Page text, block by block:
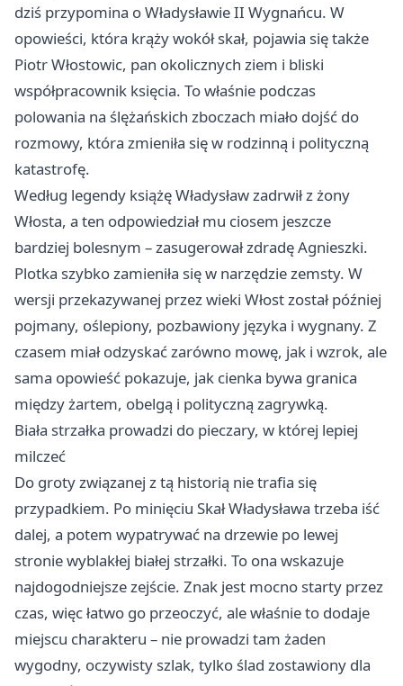
dziś przypomina o Władysławie II Wygnańcu. W
opowieści, która krąży wokół skał, pojawia się także
Piotr Włostowic, pan okolicznych ziem i bliski
współpracownik księcia. To właśnie podczas
polowania na ślężańskich zboczach miało dojść do
rozmowy, która zmieniła się w rodzinną i polityczną
katastrofę.
Według legendy książę Władysław zadrwił z żony
Włosta, a ten odpowiedział mu ciosem jeszcze
bardziej bolesnym – zasugerował zdradę Agnieszki.
Plotka szybko zamieniła się w narzędzie zemsty. W
wersji przekazywanej przez wieki Włost został później
pojmany, oślepiony, pozbawiony języka i wygnany. Z
czasem miał odzyskać zarówno mowę, jak i wzrok, ale
sama opowieść pokazuje, jak cienka bywa granica
między żartem, obelgą i polityczną zagrywką.
Biała strzałka prowadzi do pieczary, w której lepiej
milczeć
Do groty związanej z tą historią nie trafia się
przypadkiem. Po minięciu Skał Władysława trzeba iść
dalej, a potem wypatrywać na drzewie po lewej
stronie wyblakłej białej strzałki. To ona wskazuje
najdogodniejsze zejście. Znak jest mocno starty przez
czas, więc łatwo go przeoczyć, ale właśnie to dodaje
miejscu charakteru – nie prowadzi tam żaden
wygodny, oczywisty szlak, tylko ślad zostawiony dla